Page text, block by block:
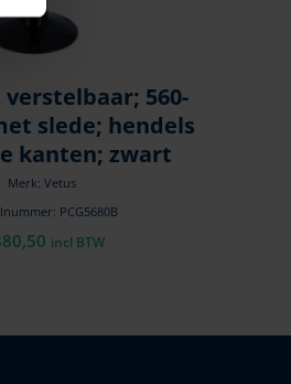
560-
slede; hendels
kanten; zwart
Merk: Vetus
PCG5680B
incl BTW